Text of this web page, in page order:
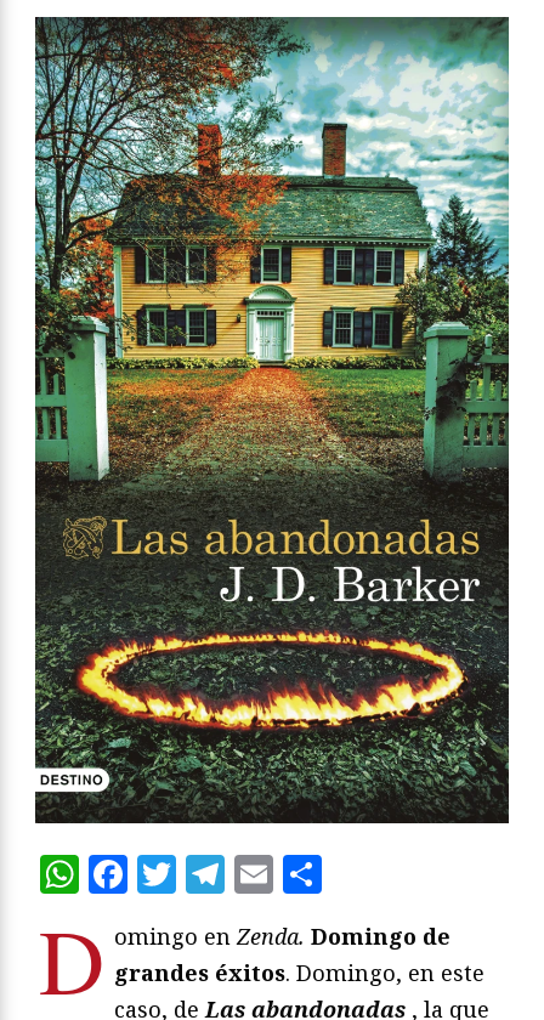
WhatsApp
Facebook
Twitter
Telegram
Email
D omingo enZenda. Domingo de
grandes éxitos. Domingo, en este
caso, deLas abandonadas , la que